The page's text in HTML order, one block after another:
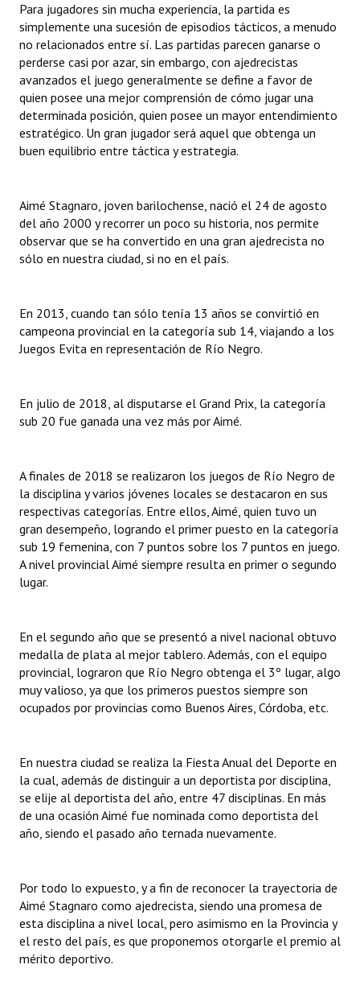
Informes de Unidad Coordinadora
Ejecución Presupuestaria
Actas de Audiencias Públicas
NORMATIVA
Comunicaciones
Resoluciones
Resoluciones de Presidencia
Antiguos Pobladores
Registros y Distinciones
Datos Históricos
Audiencias Públicas - Registro
Mujeres que Dejaron Huellas - Registro
Periodistas Decanos - Registro
Huéspedes de Honor - Registro
Antiguos Pobladores - Registro
Bariloche, Municipio intercultural
Entrega de distinciones
REFORMA DE LA CARTA ORGÁNICA
Para jugadores sin mucha experiencia, la partida es
simplemente una sucesión de episodios tácticos, a menudo
no relacionados entre sí. Las partidas parecen ganarse o
perderse casi por azar, sin embargo, con ajedrecistas
avanzados el juego generalmente se define a favor de
quien posee una mejor comprensión de cómo jugar una
determinada posición, quien posee un mayor entendimiento
estratégico. Un gran jugador será aquel que obtenga un
buen equilibrio entre táctica y estrategia.
Aimé Stagnaro, joven barilochense, nació el 24 de agosto
del año 2000 y recorrer un poco su historia, nos permite
observar que se ha convertido en una gran ajedrecista no
sólo en nuestra ciudad, si no en el país.
En 2013, cuando tan sólo tenía 13 años se convirtió en
campeona provincial en la categoría sub 14, viajando a los
Juegos Evita en representación de Río Negro.
En julio de 2018, al disputarse el Grand Prix, la categoría
sub 20 fue ganada una vez más por Aimé.
A finales de 2018 se realizaron los juegos de Río Negro de
la disciplina y varios jóvenes locales se destacaron en sus
respectivas categorías. Entre ellos, Aimé, quien tuvo un
gran desempeño, logrando el primer puesto en la categoría
sub 19 femenina, con 7 puntos sobre los 7 puntos en juego.
A nivel provincial Aimé siempre resulta en primer o segundo
lugar.
En el segundo año que se presentó a nivel nacional obtuvo
medalla de plata al mejor tablero. Además, con el equipo
provincial, lograron que Río Negro obtenga el 3º lugar, algo
muy valioso, ya que los primeros puestos siempre son
ocupados por provincias como Buenos Aires, Córdoba, etc.
En nuestra ciudad se realiza la Fiesta Anual del Deporte en
la cual, además de distinguir a un deportista por disciplina,
se elije al deportista del año, entre 47 disciplinas. En más
de una ocasión Aimé fue nominada como deportista del
año, siendo el pasado año ternada nuevamente.
Por todo lo expuesto, y a fin de reconocer la trayectoria de
Aimé Stagnaro como ajedrecista, siendo una promesa de
esta disciplina a nivel local, pero asimismo en la Provincia y
el resto del país, es que proponemos otorgarle el premio al
mérito deportivo.